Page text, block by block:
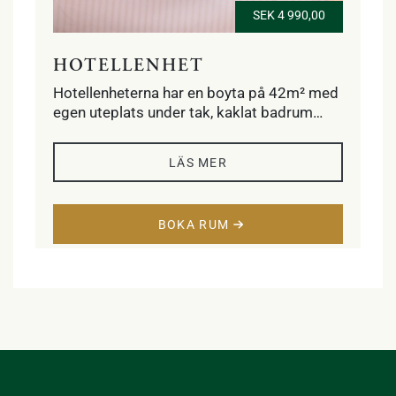
HOTELLENHET
Hotellenheterna har en boyta på 42m² med
egen uteplats under tak, kaklat badrum
hårtork. Sovrum med två enkelsängar
alternativt dubbelsäng och vardagsrum
skrivbord. Ett sovloft med två enkelsängar.
LÄS MER
SEK 4 990,00
BOKA RUM